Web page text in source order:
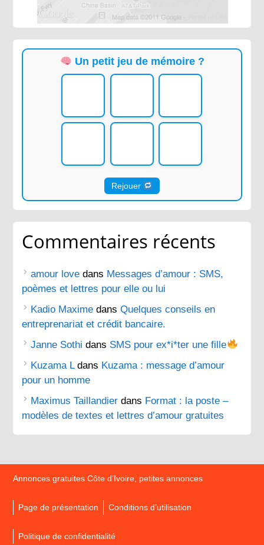
Un petit jeu de mémoire ?
Rejouer
Commentaires récents
amour love dans Messages d’amour : SMS,
poèmes et lettres pour elle ou lui
Kadio Maxime dansQuelques conseils en
entreprenariat et crédit bancaire.
Janne Sothi dans SMS pour ex*i*ter une fille
Kuzama Ldans Kuzama : message d’amour
pour un homme
Maximus Taillandier dans Format : la poste –
modèles de textes et lettres d’amour gratuites
Annonces gratuites Côte d’Ivoire, petites annonces
Page de présentation Conditions d’utilisation
Politique de confidentialité